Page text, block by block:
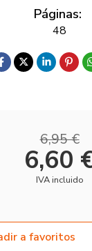
Páginas:
48
6,95 €
6,60
IVA incluido
a favoritos